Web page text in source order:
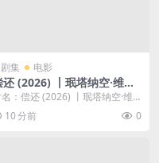
剧集 电影
还 (2026) 丨珉塔纳空·维查
霍尔 / 托普塔普·凯蒙鲁昂主
分丨全10集
名：偿还 (2026) 丨珉塔纳空·维
努霍尔 / 托普塔普·凯蒙鲁昂主演
...
10 分前 0